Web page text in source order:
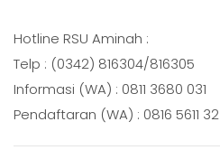
Hotline RSU Aminah :
Telp : (0342) 816304/816305
Informasi (WA) : 0811 3680 031
Pendaftaran (WA) : 0816 5611 32